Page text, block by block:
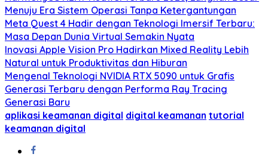
Menuju Era Sistem Operasi Tanpa Ketergantungan
Meta Quest 4 Hadir dengan Teknologi Imersif Terbaru:
Masa Depan Dunia Virtual Semakin Nyata
Inovasi Apple Vision Pro Hadirkan Mixed Reality Lebih
Natural untuk Produktivitas dan Hiburan
Mengenal Teknologi NVIDIA RTX 5090 untuk Grafis
Generasi Terbaru dengan Performa Ray Tracing
Generasi Baru
aplikasi keamanan digital digital keamanan tutorial
keamanan digital